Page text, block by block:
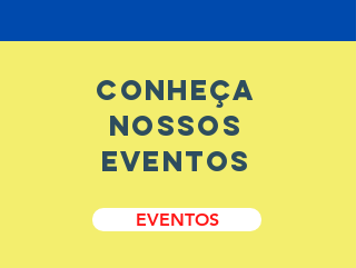
CONHEÇA
nossos
eventos
EVENTOS